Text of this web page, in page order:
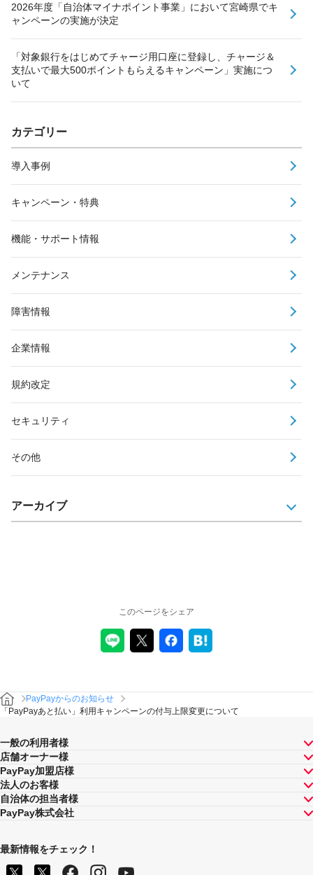
2026年度「自治体マイナポイント事業」において宮崎県でキ
ャンペーンの実施が決定
「対象銀行をはじめてチャージ用口座に登録し、チャージ＆
支払いで最大500ポイントもらえるキャンペーン」実施につ
いて
カテゴリー
導入事例
キャンペーン・特典
機能・サポート情報
メンテナンス
障害情報
企業情報
規約改定
セキュリティ
その他
アーカイブ
このページをシェア
PayPayからのお知らせ
「PayPayあと払い」利用キャンペーンの付与上限変更について
一般の利用者様
店舗オーナー様
PayPay加盟店様
法人のお客様
自治体の担当者様
PayPay株式会社
最新情報をチェック！